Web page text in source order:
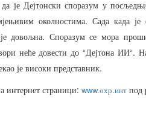
да је Дејтонски споразум у
околностима. Сада када је
довољна. Споразум се мора
неће довести до “Дејтона ИИ“.
је високи представник.
интернет страници: www.охр.инт под